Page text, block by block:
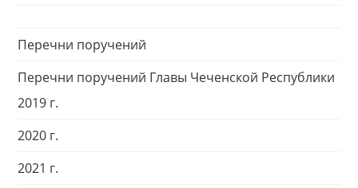
Перечни поручений
Перечни поручений Главы Чеченской Республики
2019 г.
2020 г.
2021 г.